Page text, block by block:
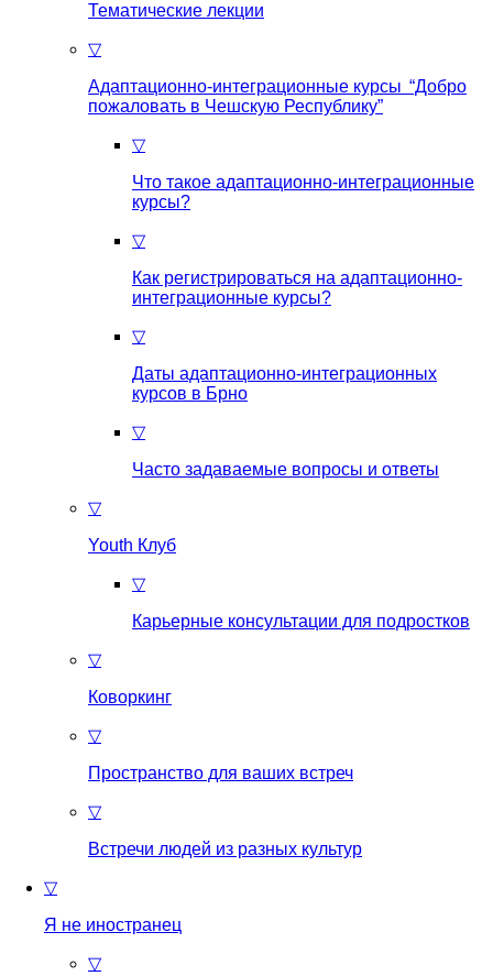
Тематические лекции
▽
Адаптационно-интеграционные курсы “Добро
пожаловать в Чешскую Республику”
▽
Что такое aдаптационно-интеграционные
курсы?
▽
Как регистрироваться на aдаптационно-
интеграционные курсы?
▽
Даты адаптационно-интеграционных
курсов в Брно
▽
Часто задаваемые вопросы и ответы
▽
Youth Клуб
▽
Карьерные консультации для подростков
▽
Коворкинг
▽
Пространство для ваших встреч
▽
Встречи людей из разных культур
▽
Я не иностранец
▽